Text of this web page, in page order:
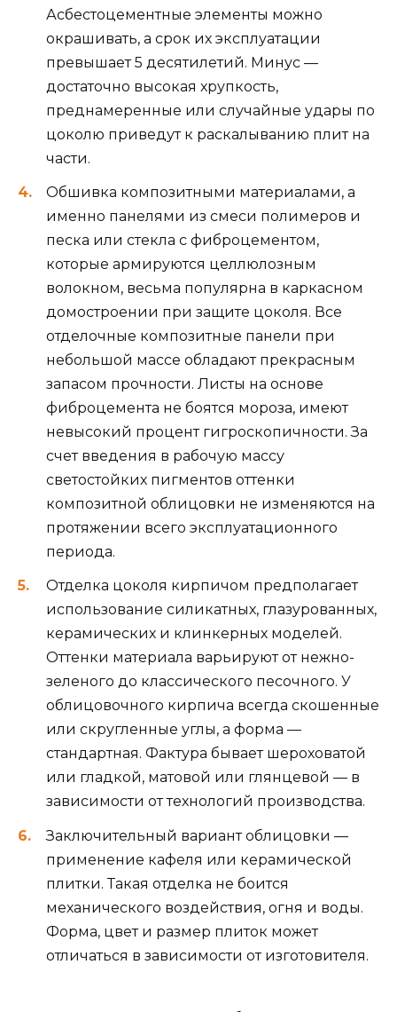
Асбестоцементные элементы можно
окрашивать, а срок их эксплуатации
превышает 5 десятилетий. Минус —
достаточно высокая хрупкость,
преднамеренные или случайные удары по
цоколю приведут к раскалыванию плит на
части.
Обшивка композитными материалами, а
именно панелями из смеси полимеров и
песка или стекла с фиброцементом,
которые армируются целлюлозным
волокном, весьма популярна в каркасном
домостроении при защите цоколя. Все
отделочные композитные панели при
небольшой массе обладают прекрасным
запасом прочности. Листы на основе
фиброцемента не боятся мороза, имеют
невысокий процент гигроскопичности. За
счет введения в рабочую массу
светостойких пигментов оттенки
композитной облицовки не изменяются на
протяжении всего эксплуатационного
периода.
Отделка цоколя кирпичом предполагает
использование силикатных, глазурованных,
керамических и клинкерных моделей.
Оттенки материала варьируют от нежно-
зеленого до классического песочного. У
облицовочного кирпича всегда скошенные
или скругленные углы, а форма —
стандартная. Фактура бывает шероховатой
или гладкой, матовой или глянцевой — в
зависимости от технологий производства.
Заключительный вариант облицовки —
применение кафеля или керамической
плитки. Такая отделка не боится
механического воздействия, огня и воды.
Форма, цвет и размер плиток может
отличаться в зависимости от изготовителя.